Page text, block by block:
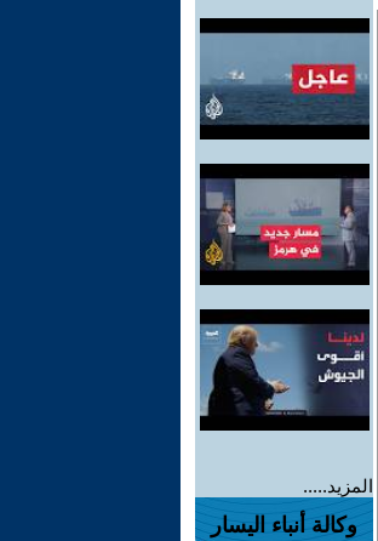
المزيد.....
وكالة أنباء اليسار